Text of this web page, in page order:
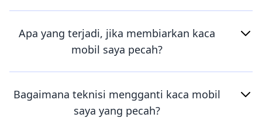
Apa yang terjadi, jika membiarkan kaca
mobil saya pecah?
Bagaimana teknisi mengganti kaca mobil
saya yang pecah?